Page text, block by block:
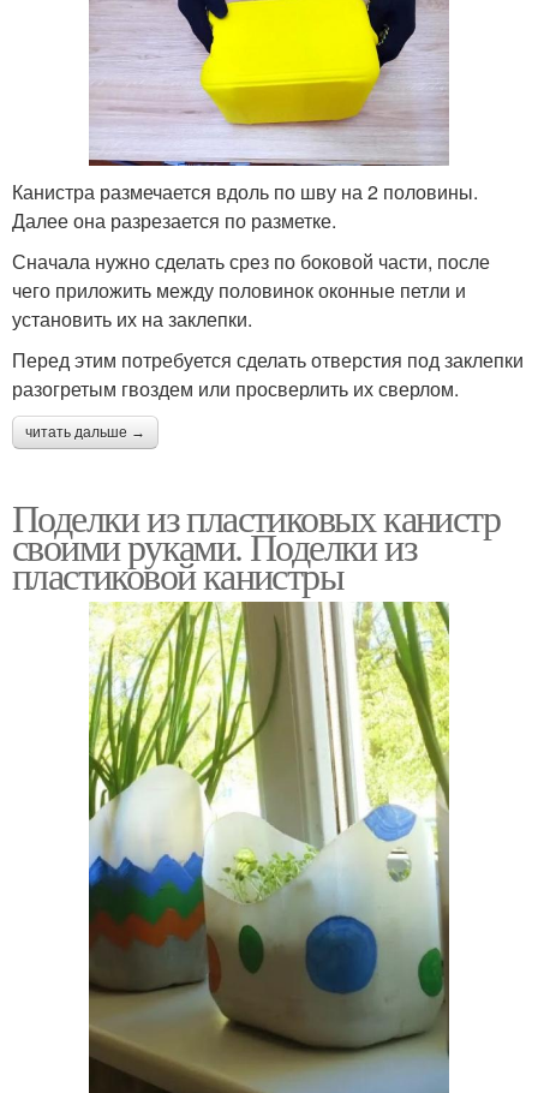
Канистра размечается вдоль по шву на 2 половины.
Далее она разрезается по разметке.
Сначала нужно сделать срез по боковой части, после
чего приложить между половинок оконные петли и
установить их на заклепки.
Перед этим потребуется сделать отверстия под заклепки
разогретым гвоздем или просверлить их сверлом.
читать дальше →
Поделки из пластиковых канистр
своими руками. Поделки из
пластиковой канистры